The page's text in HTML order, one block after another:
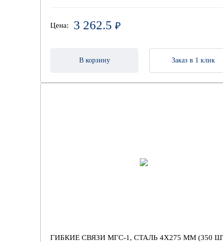
Цена: 3 262.5 ₽
В корзину Заказ в 1 клик
ГИБКИЕ СВЯЗИ МГС-1, СТАЛЬ 4Х275 ММ (350